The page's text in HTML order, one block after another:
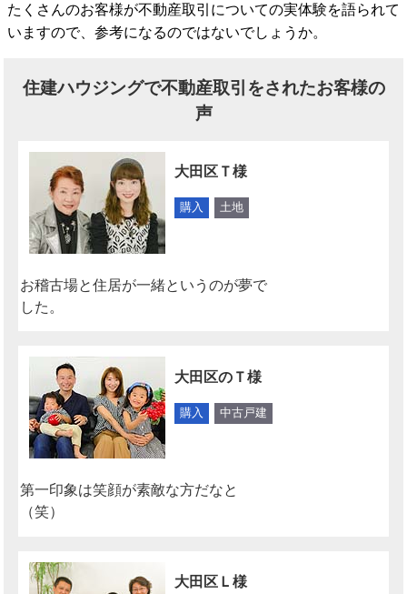
たくさんのお客様が不動産取引についての実体験を語られて
いますので、参考になるのではないでしょうか。
住建ハウジングで不動産取引をされたお客様の
声
大田区Ｔ様
購入 土地
お稽古場と住居が一緒というのが夢で
した。
大田区のＴ様
購入 中古戸建
第一印象は笑顔が素敵な方だなと
（笑）
大田区Ｌ様